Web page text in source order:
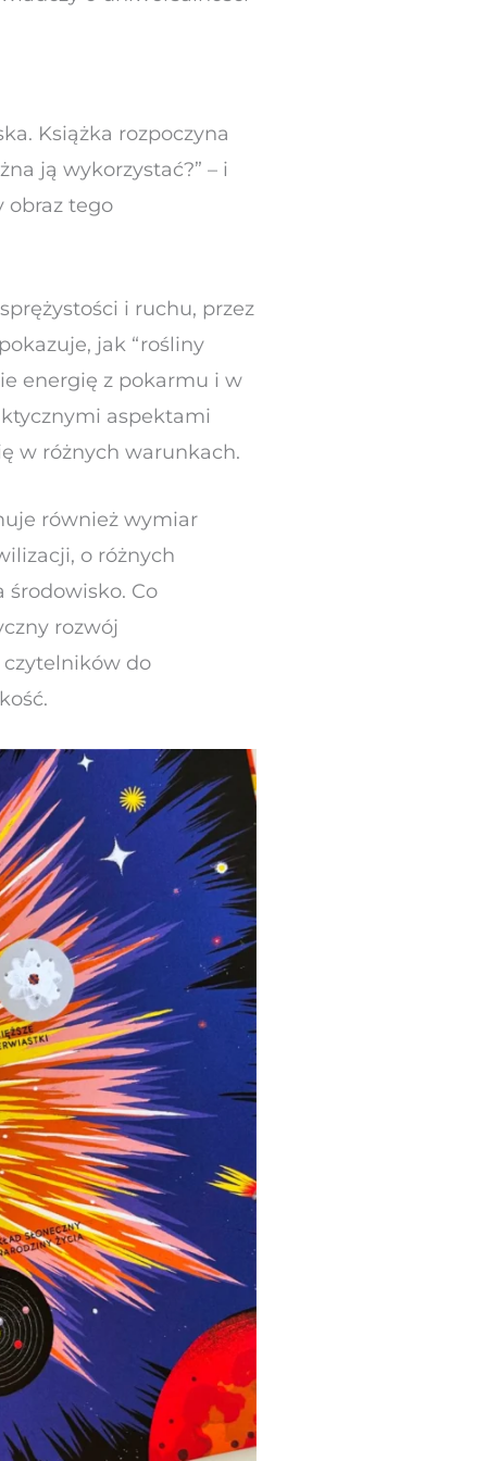
Książka rozpoczyna
ją wykorzystać?” – i
obraz tego
i ruchu, przez
jak “rośliny
energię z pokarmu i w
aspektami
w różnych warunkach.
również wymiar
o różnych
środowisko. Co
rozwój
czytelników do